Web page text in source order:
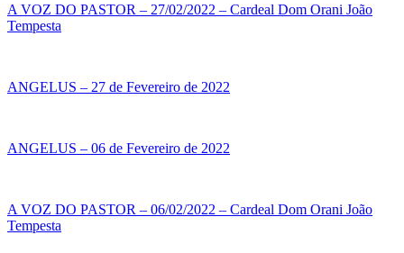
A VOZ DO PASTOR – 27/02/2022 – Cardeal Dom Orani João
Tempesta
ANGELUS – 27 de Fevereiro de 2022
ANGELUS – 06 de Fevereiro de 2022
A VOZ DO PASTOR – 06/02/2022 – Cardeal Dom Orani João
Tempesta